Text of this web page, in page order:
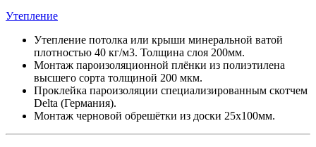
Утепление
Утепление потолка или крыши минеральной ватой
плотностью 40 кг/м3. Толщина слоя 200мм.
Монтаж пароизоляционной плёнки из полиэтилена
высшего сорта толщиной 200 мкм.
Проклейка пароизоляции специализированным скотчем
Delta (Германия).
Монтаж черновой обрешётки из доски 25х100мм.